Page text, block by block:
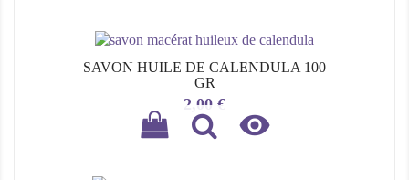
SAVON HUILE DE CALENDULA 100
GR
Prix
2,00 €
